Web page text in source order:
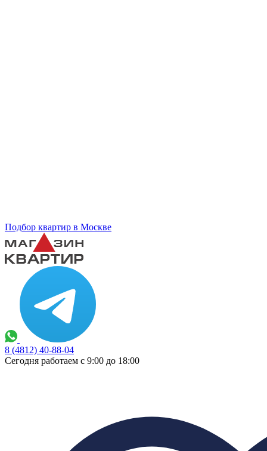
Подбор квартир в Москве
8 (4812) 40-88-04
Сегодня работаем с 9:00 до 18:00